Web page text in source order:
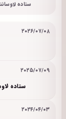
ستاده
۲۰۲۶/۰۷/۰۸
۲۰۲۵/۰۷/۰۹
ستاده
۲۰۲۴/۰۴/۰۳